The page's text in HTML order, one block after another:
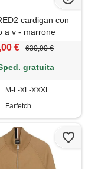
cardigan con
a v - marrone
€ 630,00 €
gratuita
M-L-XL-XXXL
Farfetch